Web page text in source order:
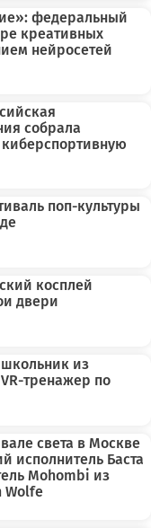
федеральный
креативных
нейросетей
собрала
поп-культуры
косплей
двери
школьник из
тренажер по
света в Москве
исполнитель Баста
Mohombi из
Wolfe